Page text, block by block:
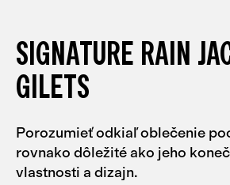
SIGNATURE RAIN
GILETS
Porozumieť odkiaľ oblečenie
rovnako dôležité ako jeho
vlastnosti a dizajn.